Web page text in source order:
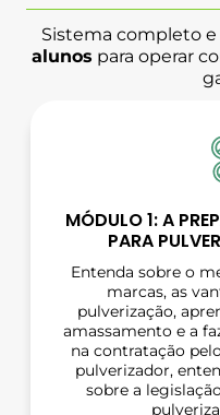
Sistema completo
alunos para operar
MÓDULO 1: A
PARA
Entenda sobre o
marcas, as
pulverização,
amassamento e a
na contratação
pulverizador,
sobre a